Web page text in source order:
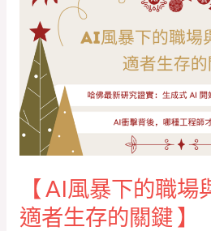
【 AI風暴下的職場
適者生存的關鍵 】
暴
的
職
場
革